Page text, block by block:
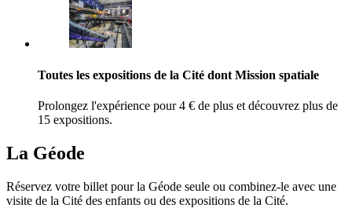
Toutes les expositions de la Cité dont Mission spatiale
Prolongez l'expérience pour 4 € de plus et découvrez plus de
15 expositions.
La Géode
Réservez votre billet pour la Géode seule ou combinez-le avec une
visite de la Cité des enfants ou des expositions de la Cité.